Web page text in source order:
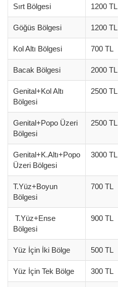
Sırt Bölgesi 1200 TL
Göğüs Bölgesi 1200 TL
Kol Altı Bölgesi 700 TL
Bacak Bölgesi 2000 TL
Genital+Kol Altı
Bölgesi
2500 TL
Genital+Popo Üzeri
Bölgesi
2500 TL
Genital+K.Altı+Popo
Üzeri Bölgesi
3000 TL
T.Yüz+Boyun
Bölgesi
700 TL
T.Yüz+Ense
Bölgesi
900 TL
Yüz İçin İki Bölge 500 TL
Yüz İçin Tek Bölge 300 TL